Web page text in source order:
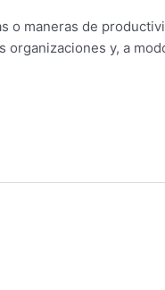
o maneras de
organizaciones y, a